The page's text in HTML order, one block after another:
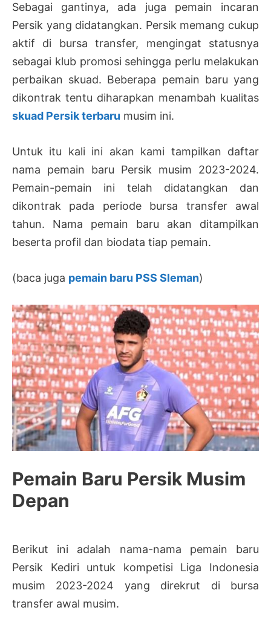
Sebagai gantinya, ada juga pemain incaran
Persik yang didatangkan. Persik memang cukup
aktif di bursa transfer, mengingat statusnya
sebagai klub promosi sehingga perlu melakukan
perbaikan skuad. Beberapa pemain baru yang
dikontrak tentu diharapkan menambah kualitas
skuad Persik terbaru musim ini.
Untuk itu kali ini akan kami tampilkan daftar
nama pemain baru Persik musim 2023-2024.
Pemain-pemain ini telah didatangkan dan
dikontrak pada periode bursa transfer awal
tahun. Nama pemain baru akan ditampilkan
beserta profil dan biodata tiap pemain.
(baca juga pemain baru PSS Sleman)
Pemain Baru Persik Musim
Depan
Berikut ini adalah nama-nama pemain baru
Persik Kediri untuk kompetisi Liga Indonesia
musim 2023-2024 yang direkrut di bursa
transfer awal musim.